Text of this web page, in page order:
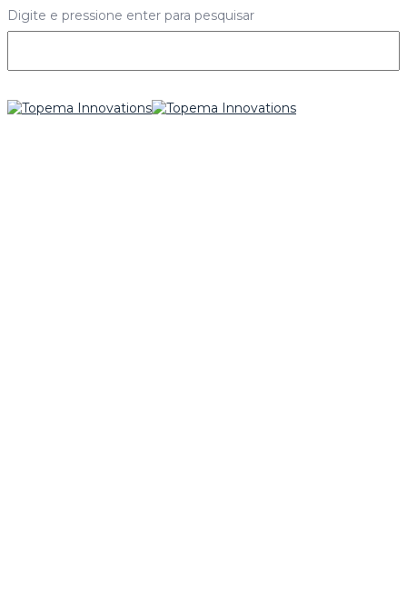
Digite e pressione enter para pesquisar